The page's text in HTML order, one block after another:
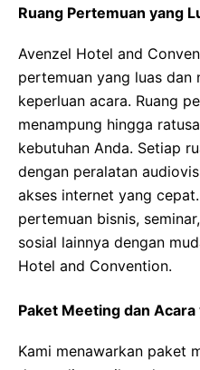
Ruang Pertemuan yang
Avenzel Hotel and
pertemuan yang luas dan
keperluan acara. Ruang
menampung hingga
kebutuhan Anda. Setiap
dengan peralatan
akses internet yang
pertemuan bisnis,
sosial lainnya dengan
Hotel and Convention.
Paket Meeting dan
Kami menawarkan paket